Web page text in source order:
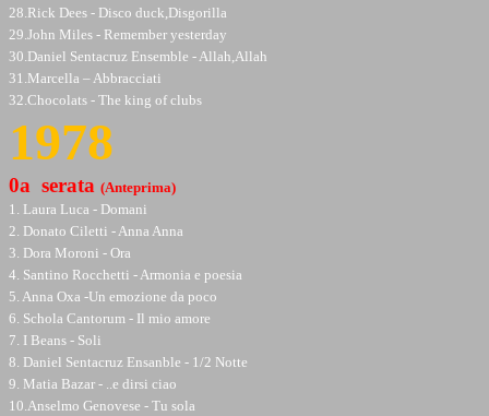
28.Rick Dees - Disco duck,Disgorilla
29.John Miles - Remember yesterday
30.Daniel Sentacruz Ensemble - Allah,Allah
31.Marcella – Abbracciati
32.Chocolats - The king of clubs
1978
0a serata (Anteprima)
1. Laura Luca - Domani
2. Donato Ciletti - Anna Anna
3. Dora Moroni - Ora
4. Santino Rocchetti - Armonia e poesia
5. Anna Oxa -Un emozione da poco
6. Schola Cantorum - Il mio amore
7. I Beans - Soli
8. Daniel Sentacruz Ensanble - 1/2 Notte
9. Matia Bazar - ..e dirsi ciao
10.Anselmo Genovese - Tu sola